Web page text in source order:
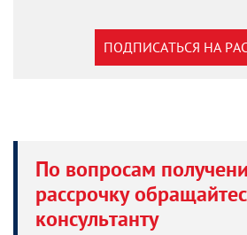
ПОДПИСАТЬСЯ НА
По вопросам
рассрочку
консультанту